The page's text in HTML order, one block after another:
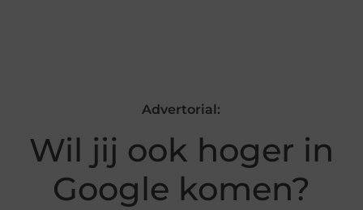
Advertorial:
Wil jij ook hoger in
Google komen?